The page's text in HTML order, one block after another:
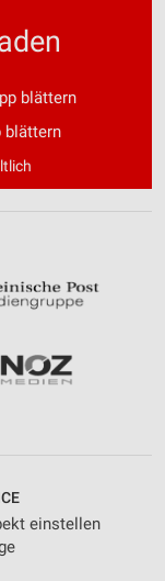
blättern
blättern
einstellen